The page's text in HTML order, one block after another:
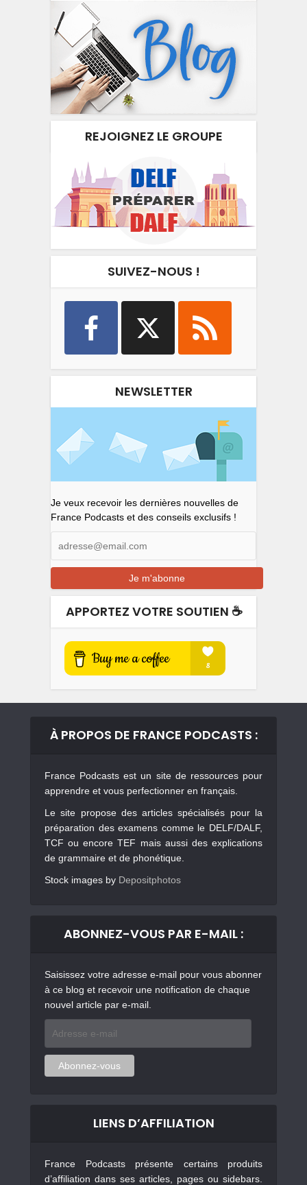
REJOIGNEZ LE GROUPE
SUIVEZ-NOUS !
NEWSLETTER
Je veux recevoir les dernières nouvelles de
France Podcasts et des conseils exclusifs !
APPORTEZ VOTRE SOUTIEN ☕️
À PROPOS DE FRANCE PODCASTS :
France Podcasts est un site de ressources pour
apprendre et vous perfectionner en français.
Le site propose des articles spécialisés pour la
préparation des examens comme le DELF/DALF,
TCF ou encore TEF mais aussi des explications
de grammaire et de phonétique.
Stock images by Depositphotos
ABONNEZ-VOUS PAR E-MAIL :
Saisissez votre adresse e-mail pour vous abonner
à ce blog et recevoir une notification de chaque
nouvel article par e-mail.
mail
Abonnez-vous
LIENS D’AFFILIATION
France Podcasts présente certains produits
d’affiliation dans ses articles, pages ou sidebars.